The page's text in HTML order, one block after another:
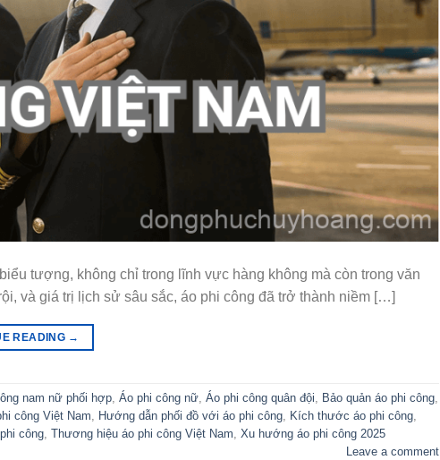
tượng, không chỉ trong lĩnh vực hàng không mà còn trong văn
và giá trị lịch sử sâu sắc, áo phi công đã trở thành niềm […]
READING →
nam nữ phối hợp, Áo phi công nữ, Áo phi công quân đội, Bảo quản áo phi công,
công Việt Nam, Hướng dẫn phối đồ với áo phi công, Kích thước áo phi công,
công, Thương hiệu áo phi công Việt Nam, Xu hướng áo phi công 2025
Leave a comment